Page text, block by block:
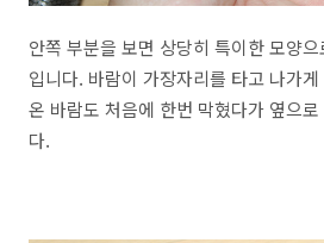
안쪽 부분을 보면 상당히 특이한 모양
입니다. 바람이 가장자리를 타고 나가
온 바람도 처음에 한번 막혔다가 옆으
다.